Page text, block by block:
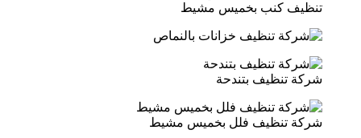
تنظيف كنب بخميس مشيط
شركة تنظيف بتندحة
شركة تنظيف فلل بخميس مشيط